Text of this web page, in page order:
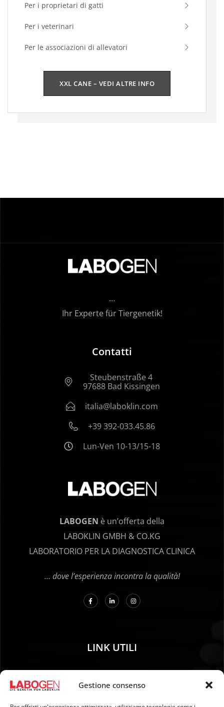
Gestione consenso
Per i proprietari di gatti
Per i veterinari
Per le associazioni di allevatori
XXL CANE – VEDI ALTRE INFO
…
Ihr Experte für Tiergenetik!
Contatti
Steubenstraße 4
97688 Bad Kissingen
italia@laboklin.com
+39 392-033.45.86
Lun-Ven 10-13/15-18
LABOGEN è un’offerta della
LABOKLIN GMBH & CO.KG
LABORATORIO PER LA DIAGNOSTICA CLINICA
… dove l’esperienza incontra la qualità!
LINK UTILI
02. SPEDIZIONE E PAGAMENTO